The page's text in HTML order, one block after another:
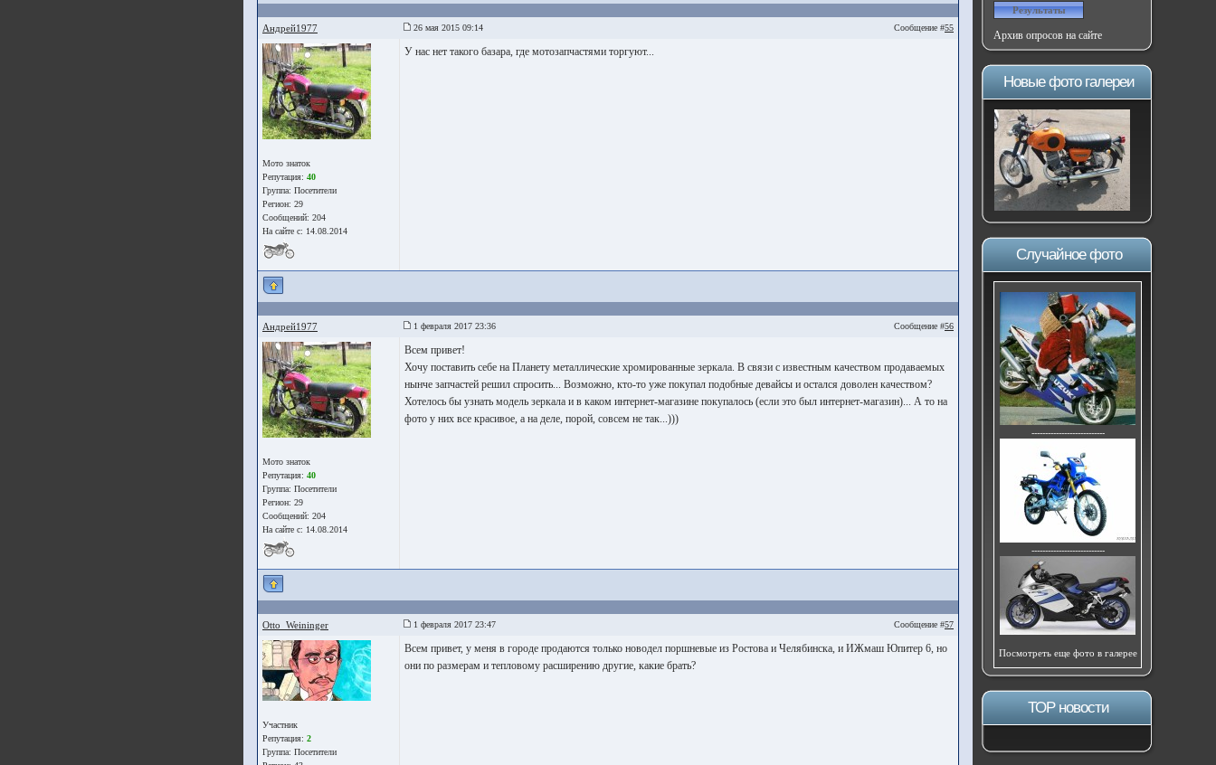
Андрей1977 26 мая 2015 09:14 Сообщение #55
Мото знаток
Репутация: 40
Группа: Посетители
Регион: 29
Сообщений: 204
На сайте с: 14.08.2014
У нас нет такого базара, где мотозапчастями торгуют...
Андрей1977 1 февраля 2017 23:36 Сообщение #56
Мото знаток
Репутация: 40
Группа: Посетители
Регион: 29
Сообщений: 204
На сайте с: 14.08.2014
Всем привет!
Хочу поставить себе на Планету металлические хромированные зеркала. В связи с известным качеством продаваемых
нынче запчастей решил спросить... Возможно, кто-то уже покупал подобные девайсы и остался доволен качеством?
Хотелось бы узнать модель зеркала и в каком интернет-магазине покупалось (если это был интернет-магазин)... А то на
фото у них все красивое, а на деле, порой, совсем не так...)))
Otto_Weininger 1 февраля 2017 23:47 Сообщение #57
Участник
Репутация: 2
Группа: Посетители
Всем привет, у меня в городе продаются только новодел поршневые из Ростова и Челябинска, и ИЖмаш Юпитер 6, но
они по размерам и тепловому расширению другие, какие брать?
Архив опросов на сайте
Новые фото галереи
Случайное фото
---------------------------
---------------------------
Посмотреть еще фото в галерее
ТОР новости